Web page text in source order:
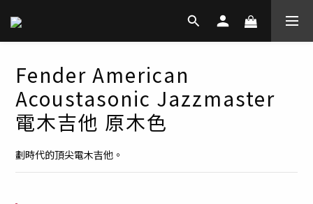
Fender American
Acoustasonic Jazzmaster
電木吉他 原木色
劃時代的頂尖電木吉他。